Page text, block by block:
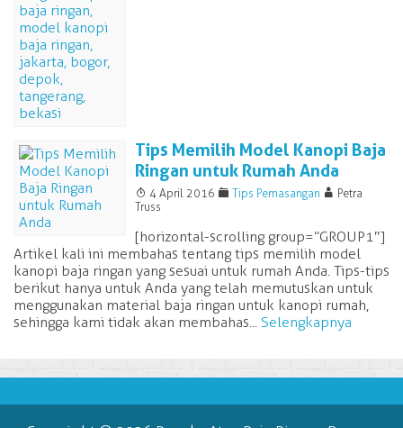
Tips Memilih Model Kanopi Baja
Ringan untuk Rumah Anda
T 4 April 2016 F Tips Pemasangan A Petra
Truss
[horizontal-scrolling group=”GROUP1″]
Artikel kali ini membahas tentang tips memilih model
kanopi baja ringan yang sesuai untuk rumah Anda. Tips-tips
berikut hanya untuk Anda yang telah memutuskan untuk
menggunakan material baja ringan untuk kanopi rumah,
sehingga kami tidak akan membahas... Selengkapnya